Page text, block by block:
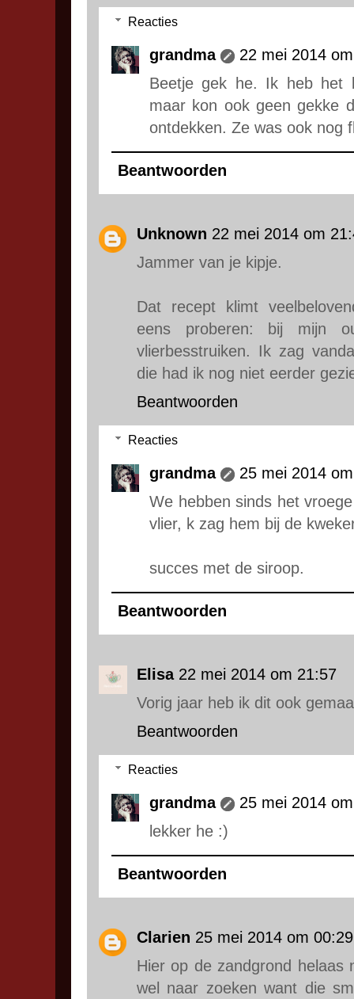
Reacties
grandma
22 mei 2014
Beetje gek he. Ik heb het
maar kon ook geen gekke
ontdekken. Ze was ook nog
Beantwoorden
Unknown 22 mei 2014 om
Jammer van je kipje.
Dat recept klimt
eens proberen: bij mijn
vlierbesstruiken. Ik zag
die had ik nog niet eerder
Beantwoorden
Reacties
grandma
25 mei 2014
We hebben sinds het
vlier, k zag hem bij de
succes met de siroop.
Beantwoorden
Elisa 22 mei 2014 om 21:57
Vorig jaar heb ik dit ook
Beantwoorden
Reacties
grandma
25 mei 2014
lekker he :)
Beantwoorden
Clarien 25 mei 2014 om 00:29
Hier op de zandgrond helaas
wel naar zoeken want die